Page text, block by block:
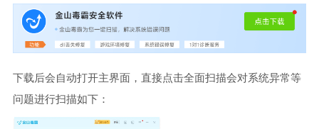
下载后会自动打开主界面，直接点击全面扫描会对系统异常等
问题进行扫描如下：